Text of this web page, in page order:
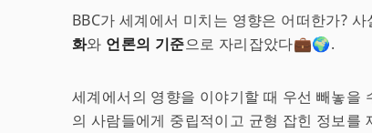
BBC가 세계에서 미치는 영향은 어떠한가?
화와 언론의 기준으로 자리잡았다💼🌍.
세계에서의 영향을 이야기할 때 우선 빼놓을
의 사람들에게 중립적이고 균형 잡힌 정보